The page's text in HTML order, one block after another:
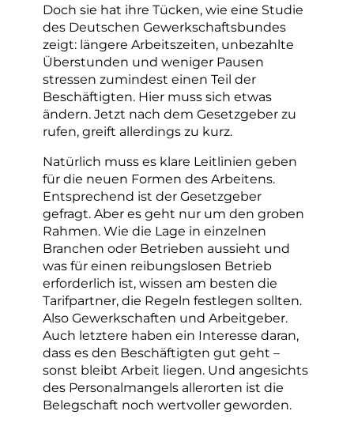
Doch sie hat ihre Tücken, wie eine Studie
des Deutschen Gewerkschaftsbundes
zeigt: längere Arbeitszeiten, unbezahlte
Überstunden und weniger Pausen
stressen zumindest einen Teil der
Beschäftigten. Hier muss sich etwas
ändern. Jetzt nach dem Gesetzgeber zu
rufen, greift allerdings zu kurz.
Natürlich muss es klare Leitlinien geben
für die neuen Formen des Arbeitens.
Entsprechend ist der Gesetzgeber
gefragt. Aber es geht nur um den groben
Rahmen. Wie die Lage in einzelnen
Branchen oder Betrieben aussieht und
was für einen reibungslosen Betrieb
erforderlich ist, wissen am besten die
Tarifpartner, die Regeln festlegen sollten.
Also Gewerkschaften und Arbeitgeber.
Auch letztere haben ein Interesse daran,
dass es den Beschäftigten gut geht –
sonst bleibt Arbeit liegen. Und angesichts
des Personalmangels allerorten ist die
Belegschaft noch wertvoller geworden.